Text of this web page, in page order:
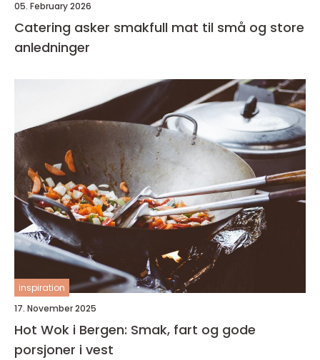
05. February 2026
Catering asker smakfull mat til små og store
anledninger
inspiration
17. November 2025
Hot Wok i Bergen: Smak, fart og gode
porsjoner i vest